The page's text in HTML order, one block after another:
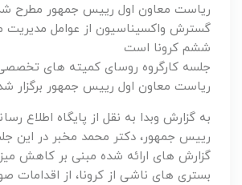
ریاست معاون اول رییس جمهور مطرح
گسترش واکسیناسیون از عوامل مدیریت
ششم کرونا است
جلسه کارگروه روسای کمیته های تخصصی
ریاست معاون اول رییس جمهور برگزار
به گزارش وبدا به نقل از پایگاه اطلاع
رییس جمهور، دکتر محمد مخبر در این
گزارش های ارائه شده مبنی بر کاهش
بستری های ناشی از کرونا، از اقدامات